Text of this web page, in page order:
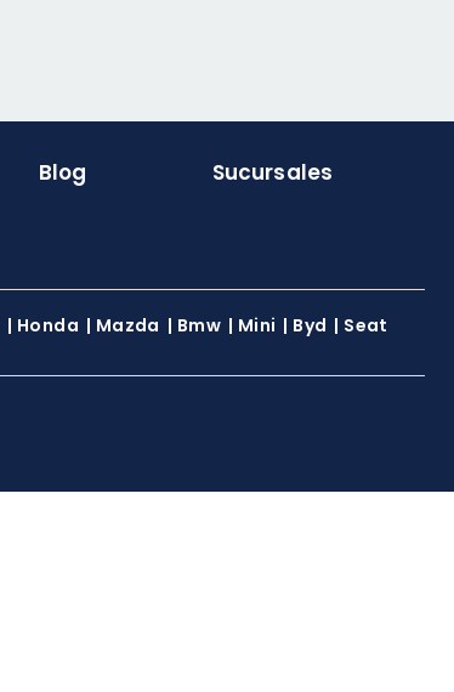
Blog Sucursales
| Honda | Mazda | Bmw | Mini | Byd | Seat